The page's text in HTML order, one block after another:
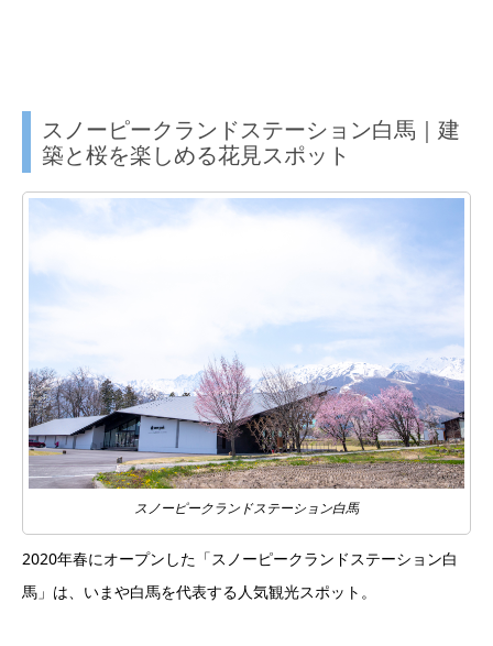
スノーピークランドステーション白馬｜建
築と桜を楽しめる花見スポット
スノーピークランドステーション白馬
2020年春にオープンした「スノーピークランドステーション白
馬」は、いまや白馬を代表する人気観光スポット。